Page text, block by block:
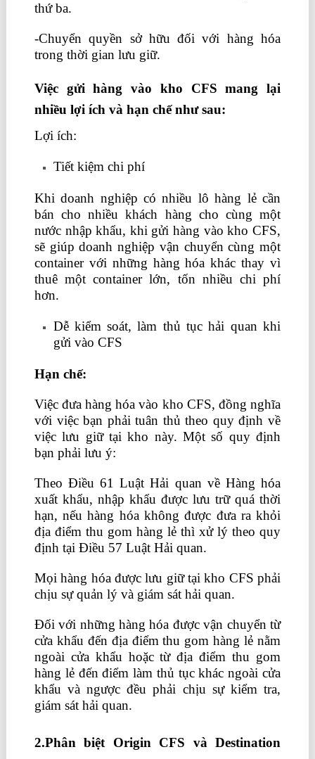
thứ ba.
-Chuyển quyền sở hữu đối với hàng hóa
trong thời gian lưu giữ.
Việc gửi hàng vào kho CFS mang lại
nhiều lợi ích và hạn chế như sau:
Lợi ích:
Tiết kiệm chi phí
Khi doanh nghiệp có nhiều lô hàng lẻ cần
bán cho nhiều khách hàng cho cùng một
nước nhập khẩu, khi gửi hàng vào kho CFS,
sẽ giúp doanh nghiệp vận chuyển cùng một
container với những hàng hóa khác thay vì
thuê một container lớn, tốn nhiều chi phí
hơn.
Dễ kiểm soát, làm thủ tục hải quan khi
gửi vào CFS
Hạn chế:
Việc đưa hàng hóa vào kho CFS, đồng nghĩa
với việc bạn phải tuân thủ theo quy định về
việc lưu giữ tại kho này. Một số quy định
bạn phải lưu ý:
Theo Điều 61 Luật Hải quan về Hàng hóa
xuất khẩu, nhập khẩu được lưu trữ quá thời
hạn, nếu hàng hóa không được đưa ra khỏi
địa điểm thu gom hàng lẻ thì xử lý theo quy
định tại Điều 57 Luật Hải quan.
Mọi hàng hóa được lưu giữ tại kho CFS phải
chịu sự quản lý và giám sát hải quan.
Đối với những hàng hóa được vận chuyển từ
cửa khẩu đến địa điểm thu gom hàng lẻ nằm
ngoài cửa khẩu hoặc từ địa điểm thu gom
hàng lẻ đến điểm làm thủ tục khác ngoài cửa
khẩu và ngược đều phải chịu sự kiểm tra,
giám sát hải quan.
2.Phân biệt Origin CFS và Destination